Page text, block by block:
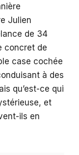
Julien
de 34
concret de
case cochée
à des
qu’est-ce qui
et
ils en